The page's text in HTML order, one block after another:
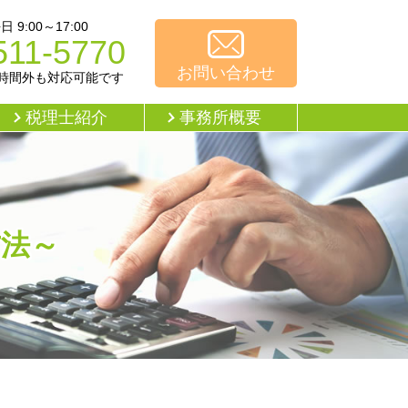
～
9:00～17:00
5770
間外も対応可能です お問い合わせ
税理士紹介 事務所概要